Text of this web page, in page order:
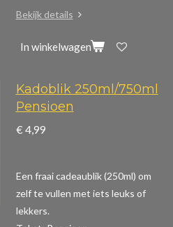
Bekijk details
In winkelwagen
Kadoblik 250ml/750ml
Pensioen
€ 4,99
Een fraai cadeaublik (250ml) om
zelf te vullen met iets leuks of
lekkers.